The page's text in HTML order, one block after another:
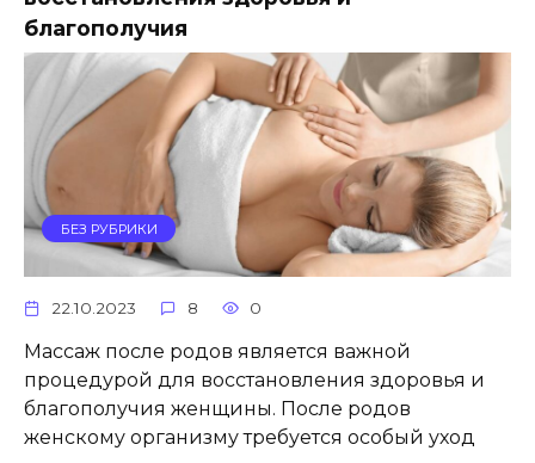
благополучия
БЕЗ РУБРИКИ
22.10.2023 8 0
Массаж после родов является важной
процедурой для восстановления здоровья и
благополучия женщины. После родов
женскому организму требуется особый уход